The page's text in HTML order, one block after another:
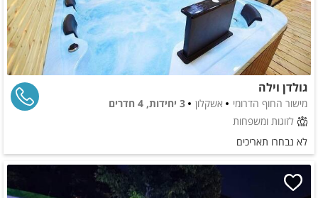
גולדן וילה
מישור החוף הדרומי אשקלון
3 יחידות, 4 חדרים
לזוגות ומשפחות
לא נבחרו תאריכים